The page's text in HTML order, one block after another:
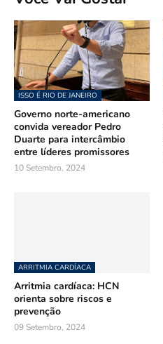
ISSO É RIO DE JANEIRO
Governo norte-americano
convida vereador Pedro
Duarte para intercâmbio
entre líderes promissores
10 Setembro, 2024
ARRITMIA CARDÍACA
Arritmia cardíaca: HCN
orienta sobre riscos e
prevenção
09 Setembro, 2024